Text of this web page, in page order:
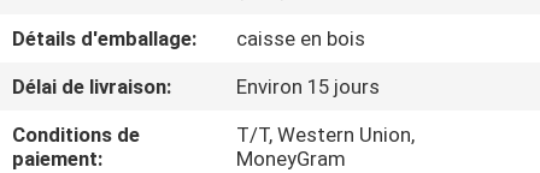
CONTRÔLE
DE
QUALITÉ
Détails d'emballage:
caisse en bois
Délai de livraison:
Environ 15 jours
Conditions de
paiement:
T/T, Western Union,
MoneyGram